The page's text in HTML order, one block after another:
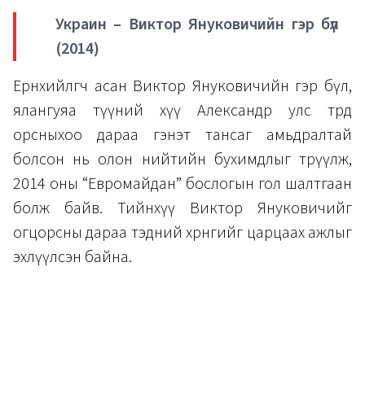
Украин – Виктор Януковичийн гэр бүл
(2014)
Ерөнхийлөгч асан Виктор Януковичийн гэр бүл,
ялангуяа түүний хүү Александр улс төрд
орсныхоо дараа гэнэт тансаг амьдралтай
болсон нь олон нийтийн бухимдлыг төрүүлж,
2014 оны “Евромайдан” бослогын гол шалтгаан
болж байв. Тийнхүү Виктор Януковичийг
огцорсны дараа тэдний хөрөнгийг царцаах ажлыг
эхлүүлсэн байна.